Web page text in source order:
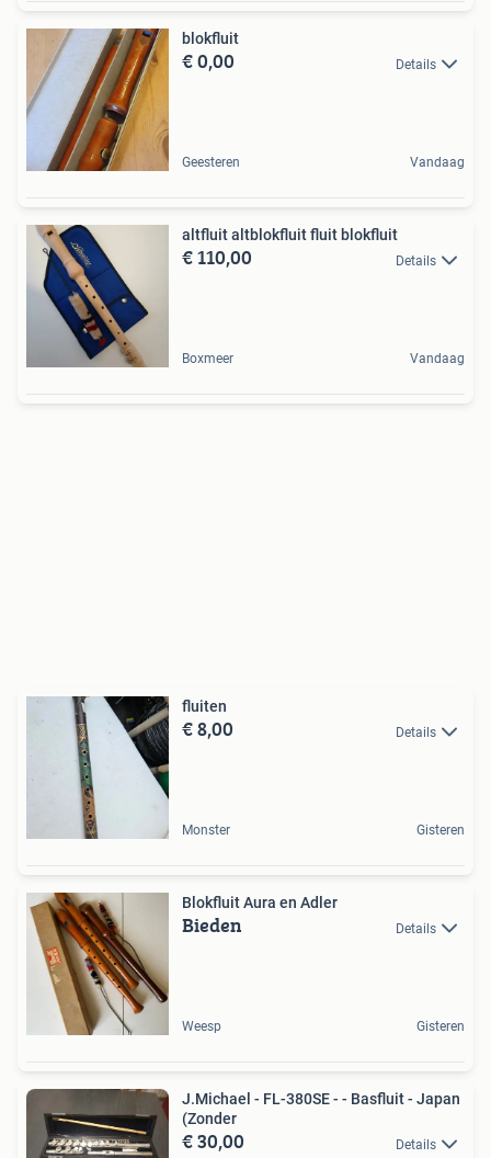
blokfluit
€ 0,00 Details
Geesteren Vandaag
altfluit altblokfluit fluit blokfluit
€ 110,00 Details
Boxmeer Vandaag
fluiten
€ 8,00 Details
Monster Gisteren
Blokfluit Aura en Adler
Bieden Details
Weesp Gisteren
J.Michael - FL-380SE - - Basfluit - Japan
(Zonder
€ 30,00 Details